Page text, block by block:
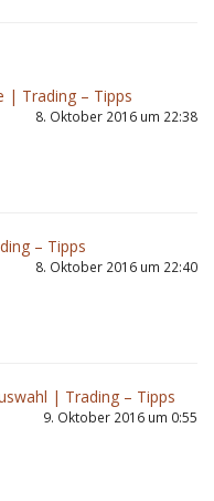
| Trading – Tipps
8. Oktober 2016 um 22:38
– Tipps
8. Oktober 2016 um 22:40
| Trading – Tipps
9. Oktober 2016 um 0:55